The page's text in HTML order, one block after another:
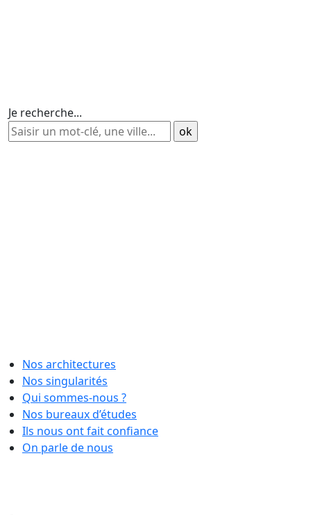
Je recherche...
Nos architectures
Nos singularités
Qui sommes-nous ?
Nos bureaux d’études
Ils nous ont fait confiance
On parle de nous